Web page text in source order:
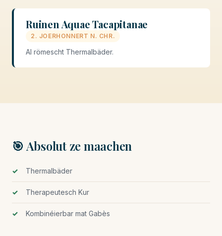
Ruinen Aquae Tacapitanae
2. JOERHONNERT N. CHR.
Al römescht Thermalbäder.
🎯 Absolut ze maachen
Thermalbäder
Therapeutesch Kur
Kombinéierbar mat Gabès